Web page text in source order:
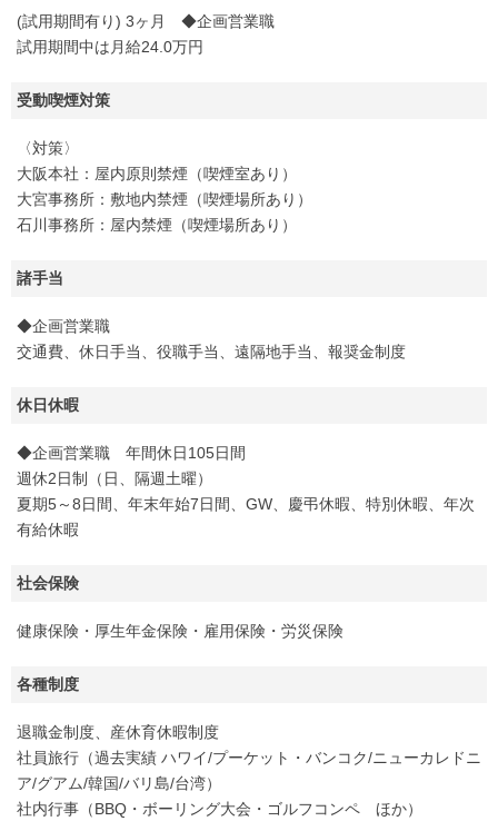
(試用期間有り) 3ヶ月 ◆企画営業職
試用期間中は月給24.0万円
受動喫煙対策
〈対策〉
大阪本社：屋内原則禁煙（喫煙室あり）
大宮事務所：敷地内禁煙（喫煙場所あり）
石川事務所：屋内禁煙（喫煙場所あり）
諸手当
◆企画営業職
交通費、休日手当、役職手当、遠隔地手当、報奨金制度
休日休暇
◆企画営業職 年間休日105日間
週休2日制（日、隔週土曜）
夏期5～8日間、年末年始7日間、GW、慶弔休暇、特別休暇、年次
有給休暇
社会保険
健康保険・厚生年金保険・雇用保険・労災保険
各種制度
退職金制度、産休育休暇制度
社員旅行（過去実績 ハワイ/プーケット・バンコク/ニューカレドニ
ア/グアム/韓国/バリ島/台湾）
社内行事（BBQ・ボーリング大会・ゴルフコンペ ほか）